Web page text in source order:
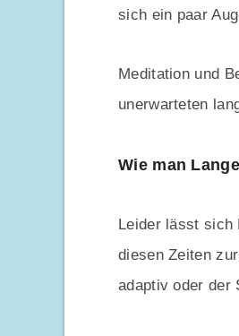
sich ein paar
Meditation und
unerwarteten
Wie man
Leider lässt sich
diesen Zeiten
adaptiv oder der